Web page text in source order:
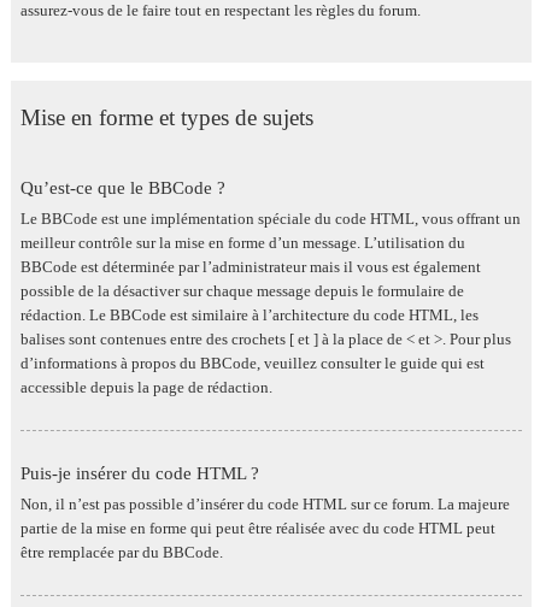
assurez-vous de le faire tout en respectant les règles du forum.
Mise en forme et types de sujets
Qu’est-ce que le BBCode ?
Le BBCode est une implémentation spéciale du code HTML, vous offrant un
meilleur contrôle sur la mise en forme d’un message. L’utilisation du
BBCode est déterminée par l’administrateur mais il vous est également
possible de la désactiver sur chaque message depuis le formulaire de
rédaction. Le BBCode est similaire à l’architecture du code HTML, les
balises sont contenues entre des crochets [ et ] à la place de < et >. Pour plus
d’informations à propos du BBCode, veuillez consulter le guide qui est
accessible depuis la page de rédaction.
Puis-je insérer du code HTML ?
Non, il n’est pas possible d’insérer du code HTML sur ce forum. La majeure
partie de la mise en forme qui peut être réalisée avec du code HTML peut
être remplacée par du BBCode.